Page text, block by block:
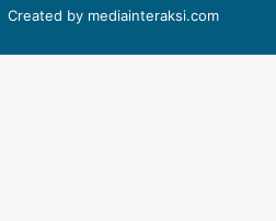
Created by mediainteraksi.com